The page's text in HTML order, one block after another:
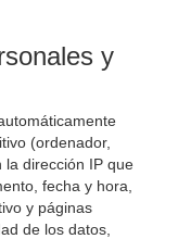
y
(ordenador,
la dirección IP que
fecha y hora,
y páginas
de los datos,